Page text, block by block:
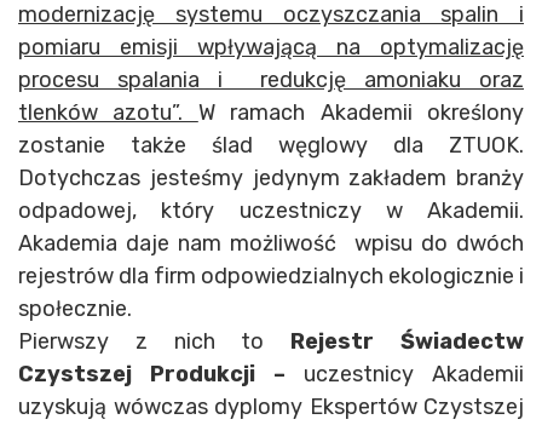
modernizację systemu oczyszczania spalin i
pomiaru emisji wpływającą na optymalizację
procesu spalania i redukcję amoniaku oraz
tlenków azotu”. W ramach Akademii określony
zostanie także ślad węglowy dla ZTUOK.
Dotychczas jesteśmy jedynym zakładem branży
odpadowej, który uczestniczy w Akademii.
Akademia daje nam możliwość wpisu do dwóch
rejestrów dla firm odpowiedzialnych ekologicznie i
społecznie.
Pierwszy z nich to Rejestr Świadectw
Czystszej Produkcji – uczestnicy Akademii
uzyskują wówczas dyplomy Ekspertów Czystszej